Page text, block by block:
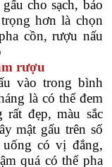
cho sạch, bảo
hơn là chọn
cồn, rượu nấu
rượu
vào trong bình
là có thể đem
đẹp, màu sắc
mật gấu trên số
có vị đắng,
quá có thể pha